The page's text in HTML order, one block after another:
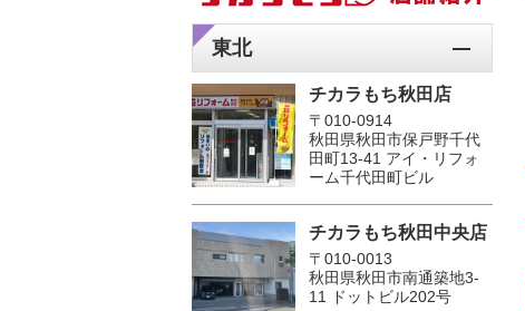
東北
チカラもち秋田店
〒010-0914
秋田県秋田市保戸野千代
田町13-41 アイ・リフォ
ーム千代田町ビル
チカラもち秋田中央店
〒010-0013
秋田県秋田市南通築地3-
11 ドットビル202号